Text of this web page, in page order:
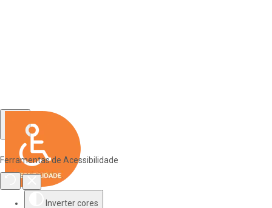
Ferramentas de Acessibilidade
Inverter cores